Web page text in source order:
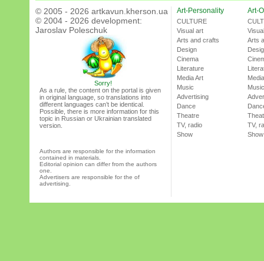
© 2005 - 2026 artkavun.kherson.ua
© 2004 - 2026 development:
Jaroslav Poleschuk
Sorry!
As a rule, the content on the portal is given
in original language, so translations into
different languages can’t be identical.
Possible, there is more information for this
topic in Russian or Ukrainian translated
version.
Authors are responsible for the information
contained in materials.
Editorial opinion can differ from the authors
one.
Advertisers are responsible for the of
advertising.
Art-Personality
CULTURE
Visual art
Arts and crafts
Design
Cinema
Literature
Media Art
Music
Advertising
Dance
Theatre
TV, radio
Show
Art-
Arts
Music
TV,
Show